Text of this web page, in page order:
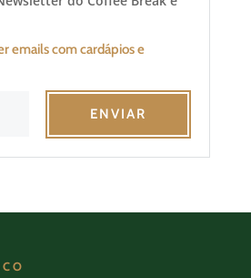
emails com cardápios e
ENVIAR